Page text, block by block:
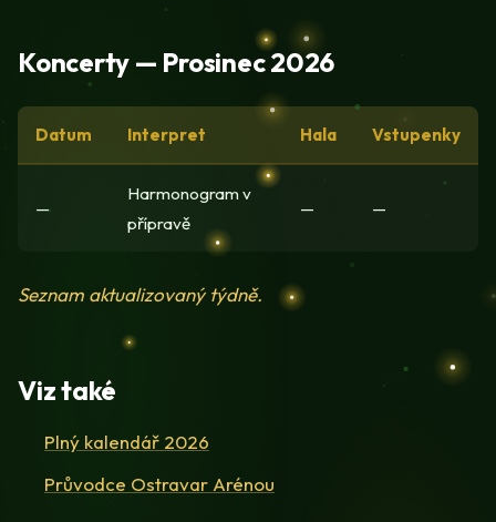
Koncerty — Prosinec 2026
Datum Interpret Hala Vstupenky
—
Harmonogram v
přípravě
— —
Seznam aktualizovaný týdně.
Viz také
Plný kalendář 2026
Průvodce Ostravar Arénou